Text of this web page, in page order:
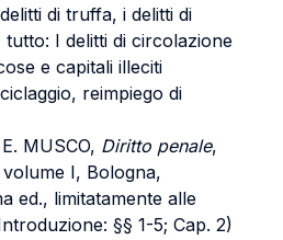
di truffa, i delitti di
tutto: I delitti di circolazione
e capitali illeciti
reimpiego di
MUSCO, Diritto penale,
I, Bologna,
ed., limitatamente alle
§§ 1-5; Cap. 2)